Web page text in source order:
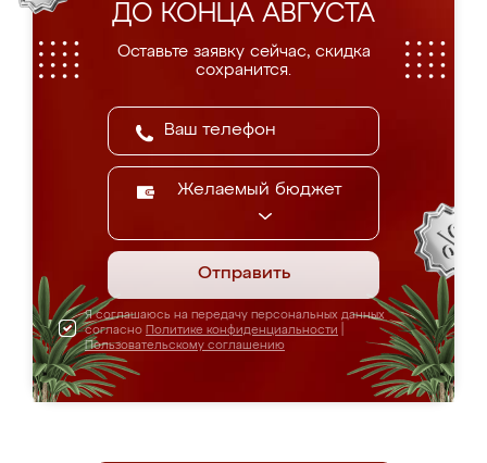
ДО КОНЦА АВГУСТА
Оставьте заявку сейчас, скидка
сохранится.
Желаемый бюджет
Отправить
Я соглашаюсь на передачу персональных данных
согласно Политике конфиденциальности
Пользовательскому соглашению